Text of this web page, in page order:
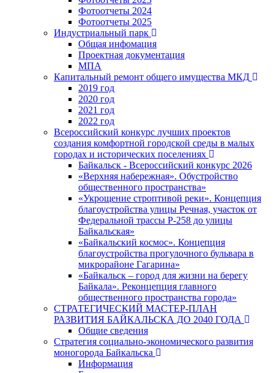
Фотоотчеты 2024
Фотоотчеты 2025
Индустриальный парк
Общая инфомация
Проектная документация
МПА
Капитальный ремонт общего имущества МКД
2019 год
2020 год
2021 год
2022 год
Всероссийский конкурс лучших проектов
создания комфортной городской среды в малых
городах и исторических поселениях
Байкальск - Всероссийский конкурс 2026
«Верхняя набережная». Обустройство
общественного пространства»
«Укрощение строптивой реки». Концепция
благоустройства улицы Речная, участок от
Федеральной трассы Р-258 до улицы
Байкальская»
«Байкальский космос». Концепция
благоустройства прогулочного бульвара в
микрорайоне Гагарина»
«Байкальск – город для жизни на берегу
Байкала». Реконцепция главного
общественного пространства города»
СТРАТЕГИЧЕСКИЙ МАСТЕР-ПЛАН
РАЗВИТИЯ БАЙКАЛЬСКА ДО 2040 ГОДА
Общие сведения
Стратегия социально-экономического развития
моногорода Байкальска
Информация